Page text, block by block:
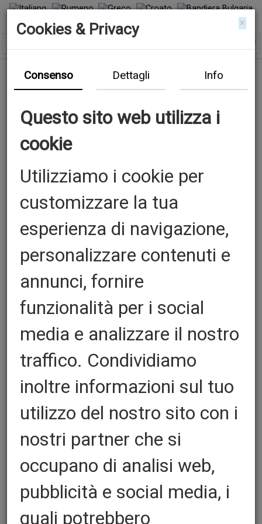
Pjenasta podloga s folijom
resistenza ai graffi
Impermeabilità all'acqua e resistenza ai
detergenti
stampa elevate e resi frequenti
Elevata resistenza alla trazione e quindi
nessun risultato di stampa distorto
Durezza Shore A34 per risultati ottimali
×
Cookies & Privacy
Consenso Dettagli Info
Questo sito web utilizza i
cookie
Utilizziamo i cookie per
customizzare la tua
esperienza di navigazione,
personalizzare contenuti e
annunci, fornire
funzionalità per i social
media e analizzare il nostro
traffico. Condividiamo
inoltre informazioni sul tuo
utilizzo del nostro sito con i
nostri partner che si
occupano di analisi web,
pubblicità e social media, i
quali potrebbero